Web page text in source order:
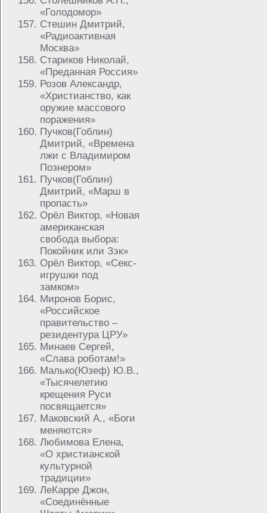
«Голодомор»
Стешин Дмитрий,
«Радиоактивная
Москва»
Стариков Николай,
«Преданная Россия»
Розов Александр,
«Христианство, как
оружие массового
поражения»
Пучков(Гоблин)
Дмитрий, «Времена
лжи с Владимиром
Познером»
Пучков(Гоблин)
Дмитрий, «Марш в
пропасть»
Орёл Виктор, «Новая
американская
свобода выбора:
Покойник или Зэк»
Орёл Виктор, «Секс-
игрушки под
замком»
Миронов Борис,
«Российское
правительство –
резидентура ЦРУ»
Минаев Сергей,
«Слава роботам!»
Малько(Юзеф) Ю.В.,
«Тысячелетию
крещения Руси
посвящается»
Маковский А., «Боги
меняются»
Любимова Елена,
«О христианской
культурной
традиции»
ЛеКарре Джон,
«Соединённые